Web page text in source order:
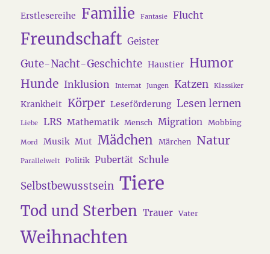
Erstlesereihe Familie Fantasie Flucht
Freundschaft Geister
Gute-Nacht-Geschichte Haustier Humor
Hunde Inklusion Internat Jungen Katzen Klassiker
Krankheit Körper Leseförderung Lesen lernen
Liebe LRS Mathematik Mensch Migration Mobbing
Mord Musik Mut Mädchen Märchen Natur
Parallelwelt Politik Pubertät Schule
Selbstbewusstsein Tiere
Tod und Sterben Trauer Vater
Weihnachten